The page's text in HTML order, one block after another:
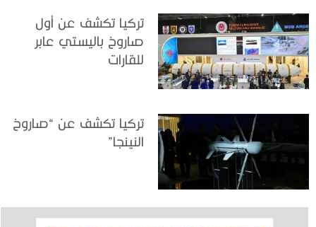
تركيا تكشف عن أول
صاروخ باليستي عابر
للقارات
تركيا تكشف عن “صاروخ
النينجا”